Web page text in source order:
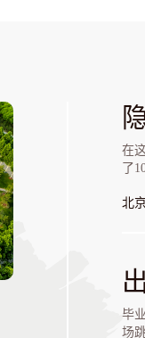
在
了
北
毕
场